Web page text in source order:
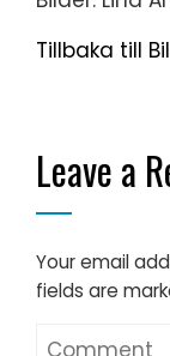
Tillbaka till
Leave a
Your email
fields are